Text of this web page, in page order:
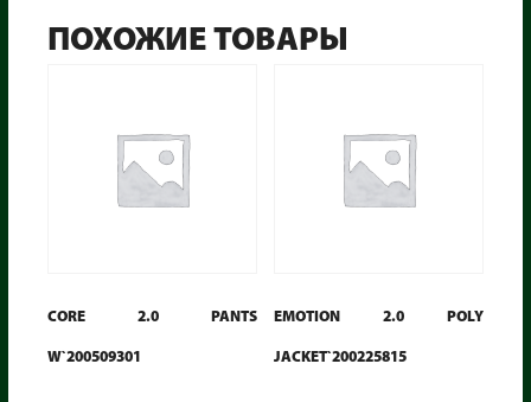
ПОХОЖИЕ ТОВАРЫ
CORE 2.0 PANTS
W`200509301
EMOTION 2.0 POLY
JACKET`200225815